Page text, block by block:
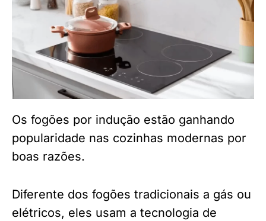
Os fogões por indução estão ganhando
popularidade nas cozinhas modernas por
boas razões.
Diferente dos fogões tradicionais a gás ou
elétricos, eles usam a tecnologia de